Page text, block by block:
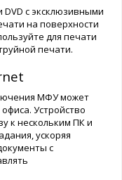
с эксклюзивными
на поверхности
для печати
печати.
МФУ может
Устройство
к нескольким ПК и
ускоряя
с